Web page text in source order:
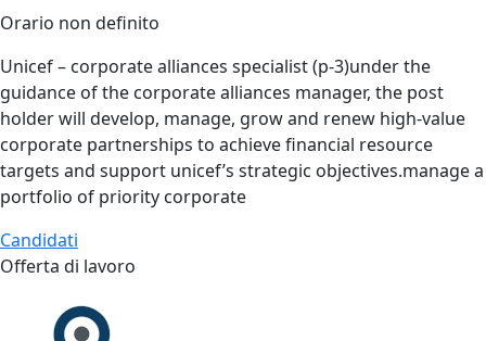
Orario non definito
Unicef – corporate alliances specialist (p‑3)under the
guidance of the corporate alliances manager, the post
holder will develop, manage, grow and renew high‑value
corporate partnerships to achieve financial resource
targets and support unicef’s strategic objectives.manage a
portfolio of priority corporate
Candidati
Offerta di lavoro